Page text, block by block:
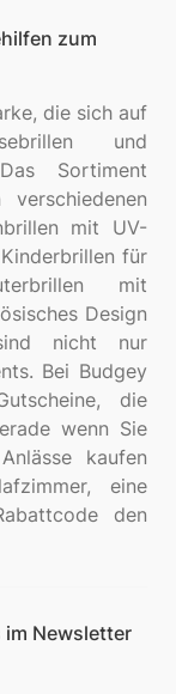
zum
die sich auf
und
Sortiment
mit UV-
für
mit
Design
nicht nur
Bei Budgey
die
wenn Sie
kaufen
eine
den
Newsletter